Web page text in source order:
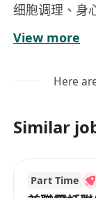
细胞调理、身
赛道。精通
维，擅长大单
托自身高端
【岗位职责】
愈养生、高
View more
Here
Similar
Part Time